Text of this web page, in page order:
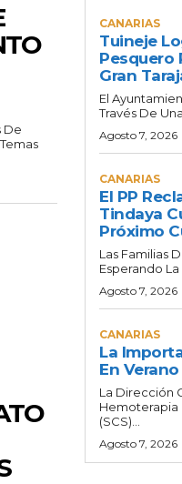
De
CANARIAS
Tuineje
Pesquero
Gran
El
Través De
Agosto 7, 2026
CANARIAS
El PP
Tindaya
Próximo
Las Familias
Esperando La
Agosto 7, 2026
CANARIAS
La
En Verano
La Dirección
Hemoterapia
(SCS)...
Agosto 7, 2026